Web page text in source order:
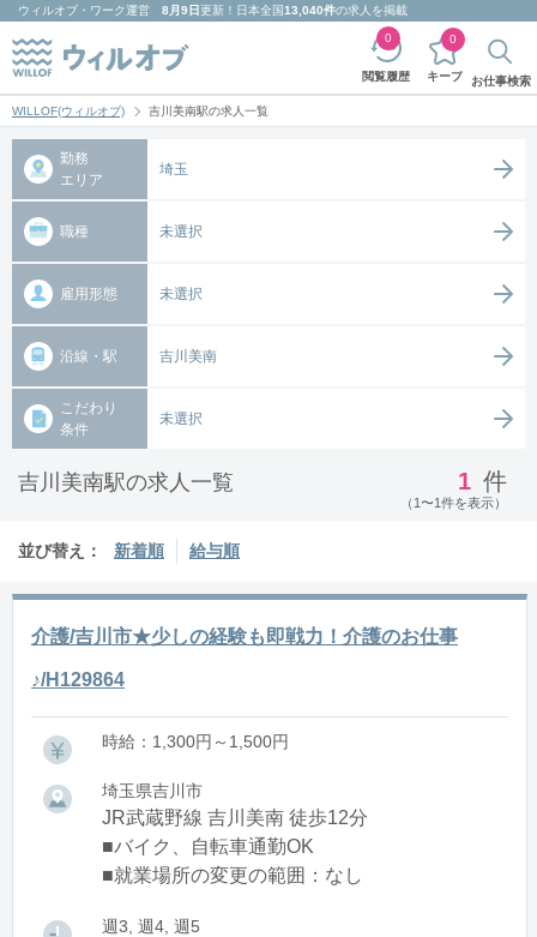
ウィルオブ・ワーク運営 8月9日更新！日本全国13,040件の求人を掲載
閲覧履歴
0
キープ
0
お仕事検索
WILLOF(ウィルオブ) 吉川美南駅の求人一覧
勤務
エリア
埼玉
職種 未選択
雇用形態 未選択
沿線・駅 吉川美南
こだわり
条件
未選択
吉川美南駅の求人一覧 1 件
（1〜1件を表示）
並び替え： 新着順 給与順
介護/吉川市★少しの経験も即戦力！介護のお仕事
♪/H129864
時給：1,300円～1,500円
埼玉県吉川市
JR武蔵野線 吉川美南 徒歩12分
■バイク、自転車通勤OK
■就業場所の変更の範囲：なし
週3, 週4, 週5